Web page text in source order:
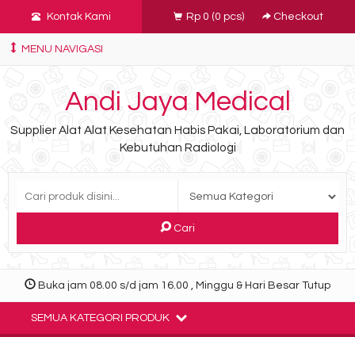
Kontak Kami Rp 0 (0 pcs) Checkout
MENU NAVIGASI
Andi Jaya Medical
Supplier Alat Alat Kesehatan Habis Pakai, Laboratorium dan
Kebutuhan Radiologi
Cari
Buka jam 08.00 s/d jam 16.00 , Minggu & Hari Besar Tutup
SEMUA KATEGORI PRODUK